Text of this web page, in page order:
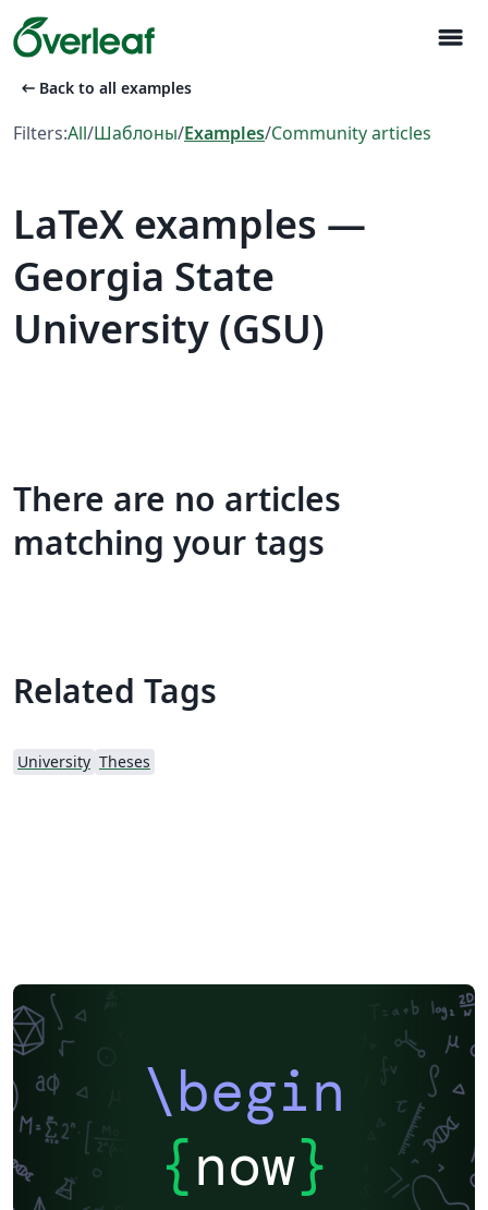
menu
arrow_left_alt Back to all examples
Filters:All/Шаблоны/Examples/Community articles
LaTeX examples —
Georgia State
University (GSU)
There are no articles
matching your tags
Related Tags
University Theses
\begin
{now}